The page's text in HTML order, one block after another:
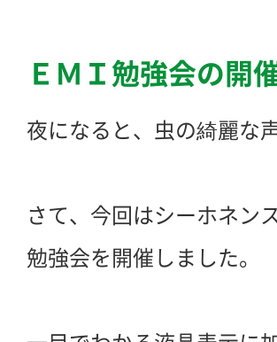
ＥＭＩ勉強会の開
夜になると、虫の綺麗な
さて、今回はシーホネン
勉強会を開催しました。